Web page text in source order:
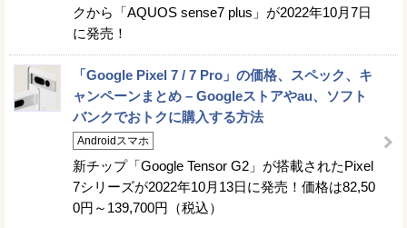
クから「AQUOS sense7 plus」が2022年10月7日
に発売！
「Google Pixel 7 / 7 Pro」の価格、スペック、キ
ャンペーンまとめ – Googleストアやau、ソフト
バンクでおトクに購入する方法
Androidスマホ
新チップ「Google Tensor G2」が搭載されたPixel
7シリーズが2022年10月13日に発売！価格は82,50
0円～139,700円（税込）